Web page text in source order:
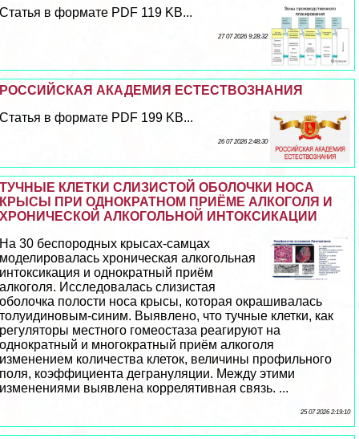
Статья в формате PDF 119 KB...
27 07 2026 9:28:32
РОССИЙСКАЯ АКАДЕМИЯ ЕСТЕСТВОЗНАНИЯ
Статья в формате PDF 199 KB...
26 07 2026 2:48:30
ТУЧНЫЕ КЛЕТКИ СЛИЗИСТОЙ ОБОЛОЧКИ НОСА
КРЫСЫ ПРИ ОДНОКРАТНОМ ПРИЁМЕ АЛКОГОЛЯ И
ХРОНИЧЕСКОЙ АЛКОГОЛЬНОЙ ИНТОКСИКАЦИИ
На 30 беспородных крысах-самцах
моделировалась хроническая алкогольная
интоксикация и однократный приём
алкоголя. Исследовалась слизистая
оболочка полости носа крысы, которая окрашивалась
толуидиновым-синим. Выявлено, что тучные клетки, как
регуляторы местного гомеостаза реагируют на
однократный и многократный приём алкоголя
изменением количества клеток, величины профильного
поля, коэффициента дегрануляции. Между этими
изменениями выявлена коррелятивная связь. ...
25 07 2026 2:19:10